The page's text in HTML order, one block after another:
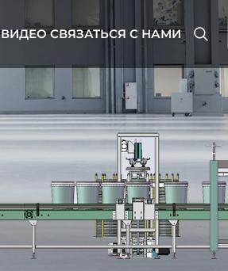
ВИДЕО СВЯЗАТЬСЯ С НАМИ